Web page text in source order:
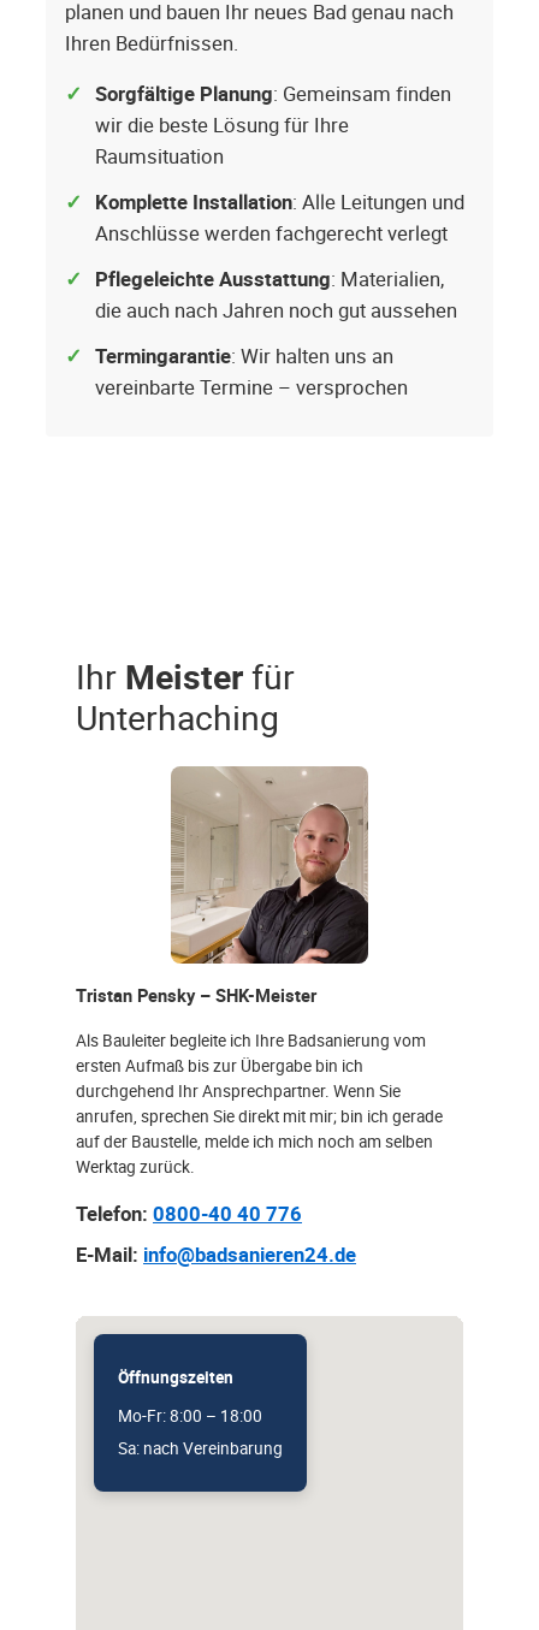
planen und bauen Ihr neues Bad genau nach
Ihren Bedürfnissen.
Sorgfältige Planung: Gemeinsam finden
wir die beste Lösung für Ihre
Raumsituation
Komplette Installation: Alle Leitungen und
Anschlüsse werden fachgerecht verlegt
Pflegeleichte Ausstattung: Materialien,
die auch nach Jahren noch gut aussehen
Termingarantie: Wir halten uns an
vereinbarte Termine – versprochen
Ihr Meisterfür
Unterhaching
Tristan Pensky – SHK-Meister
Als Bauleiter begleite ich Ihre Badsanierung vom
ersten Aufmaß bis zur Übergabe bin ich
durchgehend Ihr Ansprechpartner. Wenn Sie
anrufen, sprechen Sie direkt mit mir; bin ich gerade
auf der Baustelle, melde ich mich noch am selben
Werktag zurück.
Telefon: 0800-40 40 776
E-Mail: info@badsanieren24.de
Öffnungszeiten
Mo-Fr: 8:00 – 18:00
Sa: nach Vereinbarung